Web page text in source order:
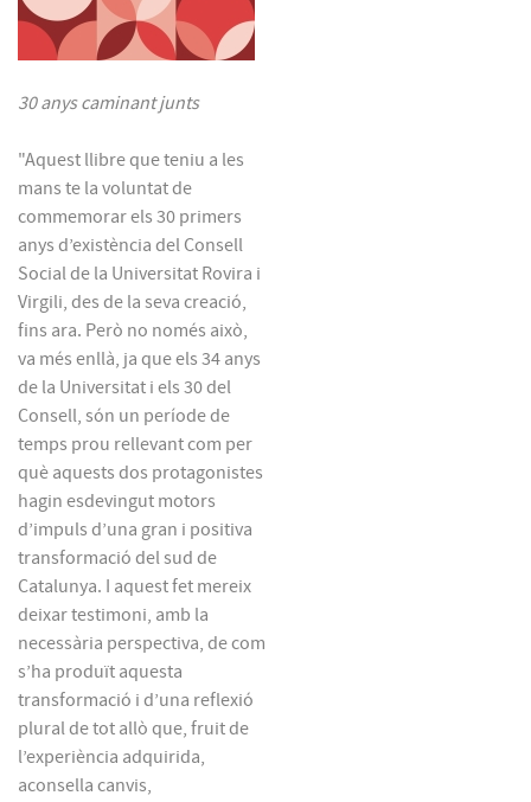
30 anys caminant junts
"Aquest llibre que teniu a les
mans te la voluntat de
commemorar els 30 primers
anys d’existència del Consell
Social de la Universitat Rovira i
Virgili, des de la seva creació,
fins ara. Però no només això,
va més enllà, ja que els 34 anys
de la Universitat i els 30 del
Consell, són un període de
temps prou rellevant com per
què aquests dos protagonistes
hagin esdevingut motors
d’impuls d’una gran i positiva
transformació del sud de
Catalunya. I aquest fet mereix
deixar testimoni, amb la
necessària perspectiva, de com
s’ha produït aquesta
transformació i d’una reflexió
plural de tot allò que, fruit de
l’experiència adquirida,
aconsella canvis,